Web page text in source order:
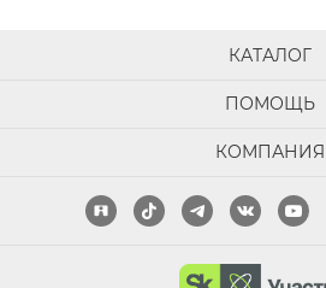
КАТАЛОГ
ПОМОЩЬ
КОМПАНИЯ